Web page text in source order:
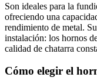
Son ideales para la
ofreciendo una
rendimiento de metal.
instalación: los hornos
calidad de chatarra
Cómo elegir el